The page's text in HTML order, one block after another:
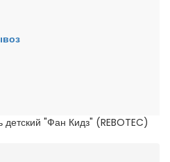
детский "Фан Кидз" (REBOTEC)